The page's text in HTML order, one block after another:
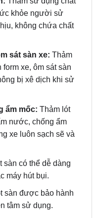
sát sàn xe:Thảm
xe, ôm sát sàn
bị xê dịch khi sử
ẩm mốc:Thảm lót
nước, chống ẩm
xe luôn sạch sẽ và
sàn có thể dễ dàng
máy hút bụi.
sàn được bảo hành
tâm sử dụng.
đặt Thảm lót sàn